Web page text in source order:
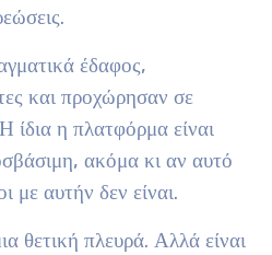
έδαφος,
και προχώρησαν σε
ίδια η πλατφόρμα είναι
ακόμα κι αν αυτό
με αυτήν δεν είναι.
θετική πλευρά. Αλλά είναι